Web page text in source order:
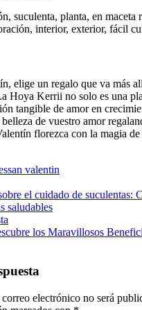
elige un regalo que va más
Hoya Kerrii no solo es una
tangible de amor en
de vuestro amor
florezca con la magia
san valentin
el cuidado de suculentas:
saludables
los Maravillosos
electrónico no será